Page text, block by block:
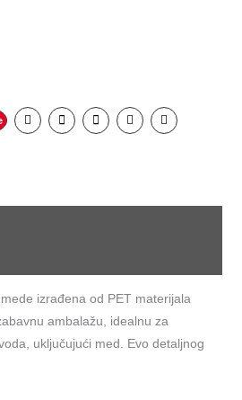
izrađena od PET materijala
ambalažu, idealnu za
uključujući med. Evo detaljnog